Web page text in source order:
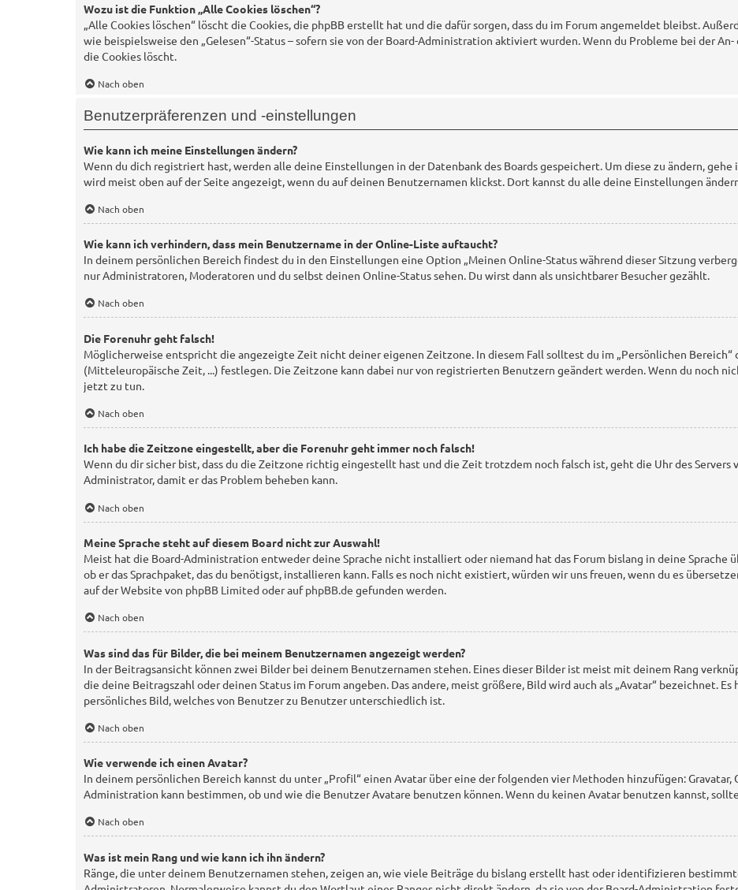
Wozu ist die Funktion „Alle Cookies löschen“?
„Alle Cookies löschen“ löscht die Cookies, die phpBB erstellt hat und die dafür sorgen, dass du im Forum angemeldet bleibst.
wie beispielsweise den „Gelesen“-Status – sofern sie von der Board-Administration aktiviert wurden. Wenn du Probleme bei der
die Cookies löscht.
Nach oben
Benutzerpräferenzen und -einstellungen
Wie kann ich meine Einstellungen ändern?
Wenn du dich registriert hast, werden alle deine Einstellungen in der Datenbank des Boards gespeichert. Um diese zu ändern, gehe
wird meist oben auf der Seite angezeigt, wenn du auf deinen Benutzernamen klickst. Dort kannst du alle deine Einstellungen
Nach oben
Wie kann ich verhindern, dass mein Benutzername in der Online-Liste auftaucht?
In deinem persönlichen Bereich findest du in den Einstellungen eine Option „Meinen Online-Status während dieser Sitzung
nur Administratoren, Moderatoren und du selbst deinen Online-Status sehen. Du wirst dann als unsichtbarer Besucher gezählt.
Nach oben
Die Forenuhr geht falsch!
Möglicherweise entspricht die angezeigte Zeit nicht deiner eigenen Zeitzone. In diesem Fall solltest du im „Persönlichen Bereich“
(Mitteleuropäische Zeit, ...) festlegen. Die Zeitzone kann dabei nur von registrierten Benutzern geändert werden. Wenn du noch
jetzt zu tun.
Nach oben
Ich habe die Zeitzone eingestellt, aber die Forenuhr geht immer noch falsch!
Wenn du dir sicher bist, dass du die Zeitzone richtig eingestellt hast und die Zeit trotzdem noch falsch ist, geht die Uhr des
Administrator, damit er das Problem beheben kann.
Nach oben
Meine Sprache steht auf diesem Board nicht zur Auswahl!
Meist hat die Board-Administration entweder deine Sprache nicht installiert oder niemand hat das Forum bislang in deine Sprache
ob er das Sprachpaket, das du benötigst, installieren kann. Falls es noch nicht existiert, würden wir uns freuen, wenn du es
auf der Website von phpBB Limited oder aufphpBB.de gefunden werden.
Nach oben
Was sind das für Bilder, die bei meinem Benutzernamen angezeigt werden?
In der Beitragsansicht können zwei Bilder bei deinem Benutzernamen stehen. Eines dieser Bilder ist meist mit deinem Rang
die deine Beitragszahl oder deinen Status im Forum angeben. Das andere, meist größere, Bild wird auch als „Avatar“ bezeichnet.
persönliches Bild, welches von Benutzer zu Benutzer unterschiedlich ist.
Nach oben
Wie verwende ich einen Avatar?
In deinem persönlichen Bereich kannst du unter „Profil“ einen Avatar über eine der folgenden vier Methoden hinzufügen: Gravatar,
Administration kann bestimmen, ob und wie die Benutzer Avatare benutzen können. Wenn du keinen Avatar benutzen kannst,
Nach oben
Was ist mein Rang und wie kann ich ihn ändern?
Ränge, die unter deinem Benutzernamen stehen, zeigen an, wie viele Beiträge du bislang erstellt hast oder identifizieren